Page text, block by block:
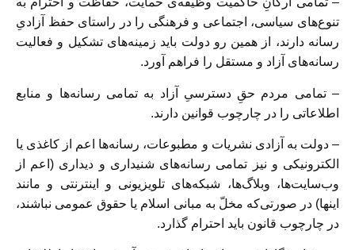
تنوع‌های سیاسی، اجتماعی و فرهنگی را در راستای حفظ آزادیِ
رسانه دارند، از همین رو دولت باید زمینه‌های تشکیل و فعالیت
رسانه‌های آزاد و مستقل را فراهم آورد.
– تمامی مردم حقِ دسترسیِ آزاد به تمامی رسانه‌ها و منابع
اطلاعاتی را در چارچوب قوانین دارند.
– دولت به آزادی نشریات و مطبوعات، رسانه‌ها اعم از کاغذی یا
الکترونیکی و نیز تمامی رسانه‌های شنیداری و دیداری (اعم از
وب‌سایت‌ها، وبلاگ‌ها، شبکه‌های تلویزیونی و اینترنتی و مانند
اینها) در صورتی‌که مخلّ به مبانی اسلام یا حقوق عمومی نباشند،
در چارچوب قانون باید احترام گذارد.